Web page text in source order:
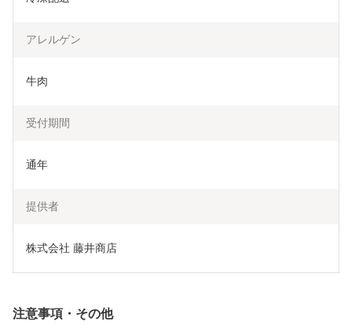
アレルゲン
牛肉
受付期間
通年
提供者
株式会社 藤井商店
注意事項・その他